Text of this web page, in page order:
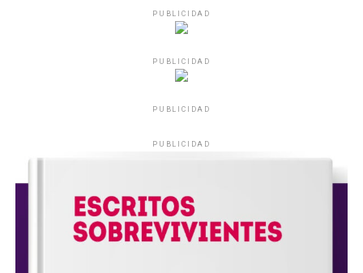
PUBLICIDAD
PUBLICIDAD
PUBLICIDAD
PUBLICIDAD